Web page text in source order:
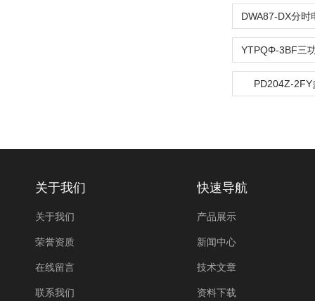
PD204Z-2FY
关于我们
关于我们
荣誉资质
在线留言
联系我们
快速导航
产品展示
新闻中心
技术文章
资料下载